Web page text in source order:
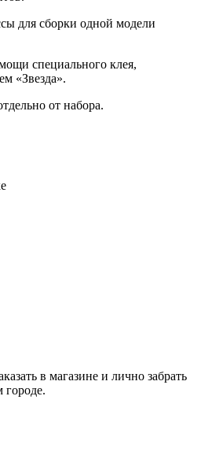
для сборки одной модели
специального клея,
«Звезда».
от набора.
в магазине и лично забрать